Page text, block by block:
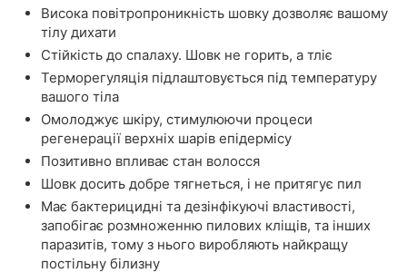
Висока повітропроникність шовку дозволяє вашому
тілу дихати
Стійкість до спалаху. Шовк не горить, а тліє
Терморегуляція підлаштовується під температуру
вашого тіла
Омолоджує шкіру, стимулюючи процеси
регенерації верхніх шарів епідермісу
Позитивно впливає стан волосся
Шовк досить добре тягнеться, і не притягує пил
Має бактерицидні та дезінфікуючі властивості,
запобігає розмноженню пилових кліщів, та інших
паразитів, тому з нього виробляють найкращу
постільну білизну